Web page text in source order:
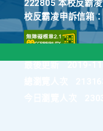
222805 本校反霸
校反霸凌申訴信